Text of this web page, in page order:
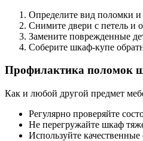
Определите вид поломки
Снимите двери с петель и
Замените поврежденные
Соберите шкаф-купе
Профилактика поломок
Как и любой другой предмет
Регулярно проверяйте
Не перегружайте шкаф
Используйте